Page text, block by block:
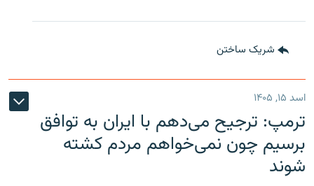
شریک ساختن
اسد ۱۵, ۱۴۰۵
ترمپ: ترجیح می‌دهم با ایران به توافق
برسیم چون نمی‌خواهم مردم کشته
شوند